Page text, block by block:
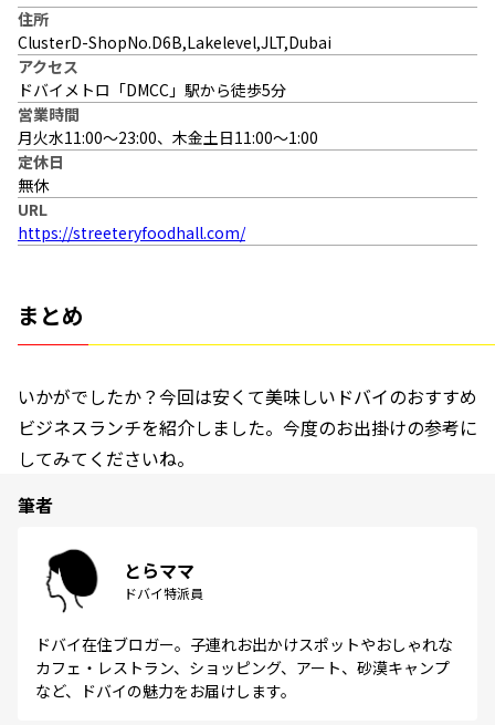
住所
ClusterD-ShopNo.D6B,Lakelevel,JLT,Dubai
アクセス
ドバイメトロ「DMCC」駅から徒歩5分
営業時間
月火水11:00〜23:00、木金土日11:00〜1:00
定休日
無休
URL
https://streeteryfoodhall.com/
まとめ
いかがでしたか？今回は安くて美味しいドバイのおすすめ
ビジネスランチを紹介しました。今度のお出掛けの参考に
してみてくださいね。
筆者
とらママ
ドバイ特派員
ドバイ在住ブロガー。子連れお出かけスポットやおしゃれな
カフェ・レストラン、ショッピング、アート、砂漠キャンプ
など、ドバイの魅力をお届けします。